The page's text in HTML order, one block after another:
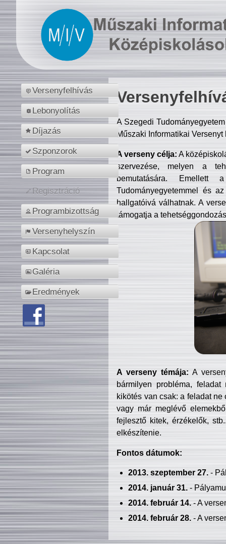
Versenyfelhívás
Lebonyolítás
Díjazás
Szponzorok
Program
Regisztráció
Programbizottság
Versenyhelyszín
Kapcsolat
Galéria
Eredmények
A Szegedi
Műszaki Informatikai
A verseny célja: A
szervezése, melyen a
bemutatására. Emellett
Tudományegyetemmel és
hallgatóivá válhatnak. A
támogatja a
A verseny témája: A
bármilyen probléma, feladat
kikötés van csak: a feladat
vagy már meglévő
fejlesztő kitek, érzékelők,
elkészítenie.
Fontos dátumok:
2013. szeptember 27.-
2014. január 31.-
2014. február 14.- A
2014. február 28.- A